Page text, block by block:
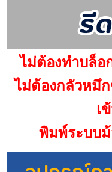
ไม่ต้องทำบล็อ
ไม่ต้องกลัวหมึ
เ
พิมพ์ระบบม้